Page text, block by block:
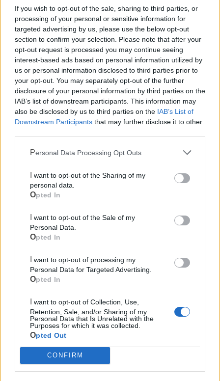
If you wish to opt-out of the sale, sharing to third parties, or
processing of your personal or sensitive information for
targeted advertising by us, please use the below opt-out
section to confirm your selection. Please note that after your
opt-out request is processed you may continue seeing
interest-based ads based on personal information utilized by
us or personal information disclosed to third parties prior to
your opt-out. You may separately opt-out of the further
disclosure of your personal information by third parties on the
IAB’s list of downstream participants. This information may
also be disclosed by us to third parties on the IAB’s List of
Downstream Participants that may further disclose it to other
Personal Data Processing Opt Outs
personal data.
Opted In
Personal Data.
Opted In
Personal Data for Targeted Advertising.
Opted In
Retention, Sale, and/or Sharing of my
Personal Data that Is Unrelated with the
Purposes for which it was collected.
Opted Out
CONFIRM
Mondo CIA
Cia Agricoltori Italiani | Puglia - Area Due
Scopri tutte le notizie, gli eventi e la Web TV di Cia Puglia - Area
Due Mari